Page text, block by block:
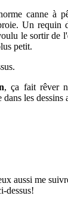
canne à
Un requin
le sortir de
petit.
, ça fait rêver
les dessins
aussi me
dessus!